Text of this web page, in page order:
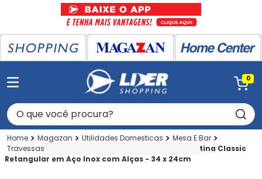
0
O que você procura?
Magazan Utilidades Domesticas
Mesa E Bar
Travessas E Tigelas
Bandeja Tramontina Classic
Retangular em Aço Inox com Alças - 34 x 24cm